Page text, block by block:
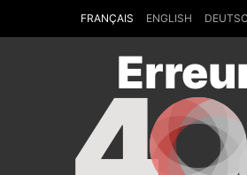
FRANÇAIS ENGLISH